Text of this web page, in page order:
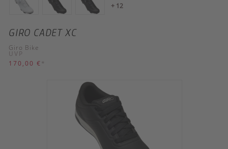
+ 12
GIRO CADET XC
Giro Bike
UVP
170,00 € *